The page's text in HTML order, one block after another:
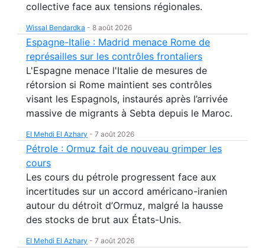
collective face aux tensions régionales.
Wissal Bendardka - 8 août 2026
Espagne-Italie : Madrid menace Rome de
représailles sur les contrôles frontaliers
L'Espagne menace l'Italie de mesures de
rétorsion si Rome maintient ses contrôles
visant les Espagnols, instaurés après l’arrivée
massive de migrants à Sebta depuis le Maroc.
El Mehdi El Azhary - 7 août 2026
Pétrole : Ormuz fait de nouveau grimper les
cours
Les cours du pétrole progressent face aux
incertitudes sur un accord américano-iranien
autour du détroit d’Ormuz, malgré la hausse
des stocks de brut aux États-Unis.
El Mehdi El Azhary - 7 août 2026